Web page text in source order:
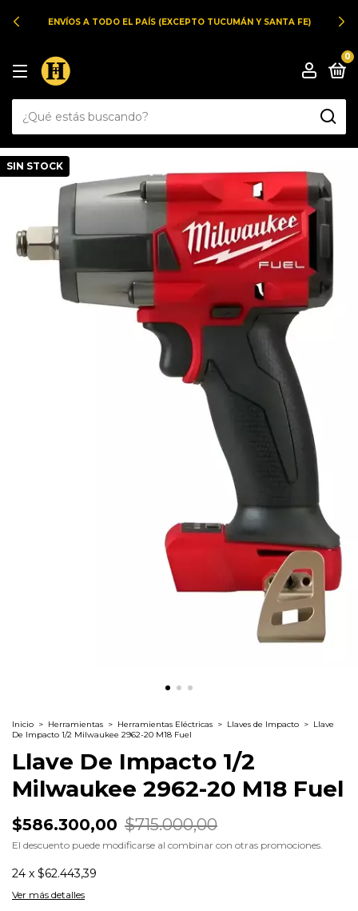
ENVÍOS A TODO EL PAÍS (EXCEPTO TUCUMÁN Y SANTA FE)
0
SIN STOCK
Inicio > Herramientas > Herramientas Eléctricas > Llaves de Impacto > Llave
De Impacto 1/2 Milwaukee 2962-20 M18 Fuel
Llave De Impacto 1/2
Milwaukee 2962-20 M18 Fuel
$586.300,00 $715.000,00
El descuento puede modificarse al combinar con otras promociones.
24 x $62.443,39
Ver más detalles